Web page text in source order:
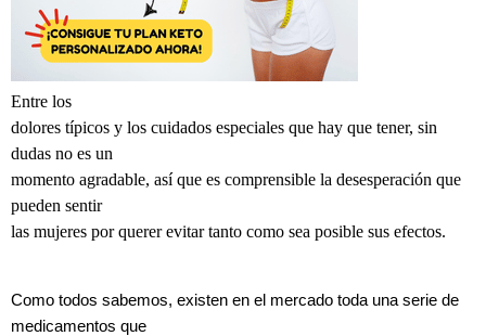
Entre los
dolores típicos y los cuidados especiales que hay que tener, sin
dudas no es un
momento agradable, así que es comprensible la desesperación que
pueden sentir
las mujeres por querer evitar tanto como sea posible sus efectos.
Como todos sabemos, existen en el mercado toda una serie de
medicamentos que